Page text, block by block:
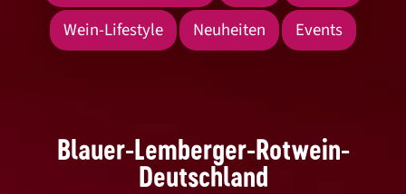
Wein-Lifestyle
Neuheiten Events
Blauer-Lemberger-Rotwein-
Deutschland